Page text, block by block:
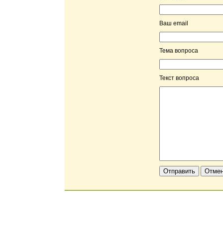
Ваш email
Тема вопроса
Текст вопроса